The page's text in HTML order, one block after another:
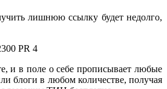
лишнюю ссылку будет недолго,
PR 4
и в поле о себе прописывает любые
блоги в любом количестве, получая